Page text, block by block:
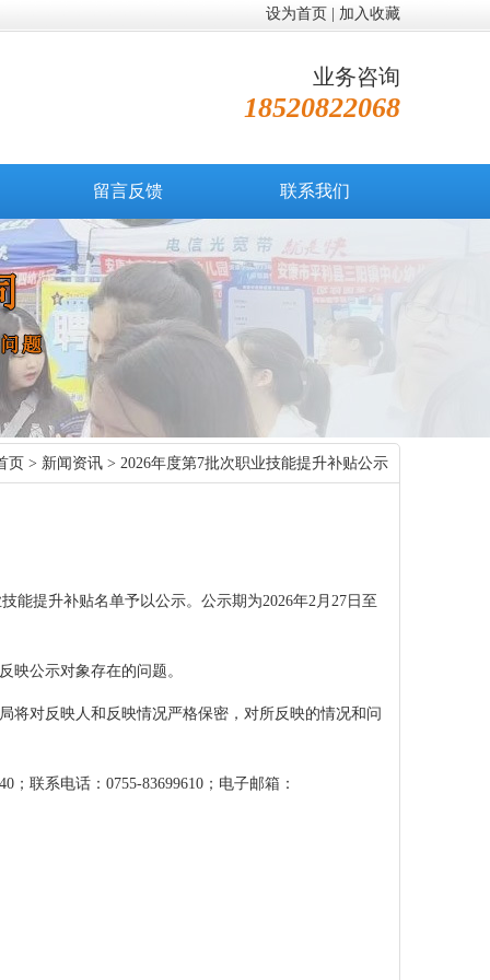
设为首页 加入收藏
业务咨询
18520822068
留言反馈 联系我们
页 > 新闻资讯 > 2026年度第7批次职业技能提升补贴公示
能提升补贴名单予以公示。公示期为2026年2月27日至
映公示对象存在的问题。
将对反映人和反映情况严格保密，对所反映的情况和问
联系电话：0755-83699610；电子邮箱：